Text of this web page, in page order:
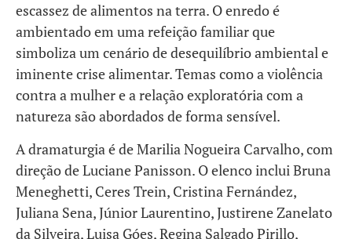
escassez de alimentos na terra. O enredo é
ambientado em uma refeição familiar que
simboliza um cenário de desequilíbrio ambiental e
iminente crise alimentar. Temas como a violência
contra a mulher e a relação exploratória com a
natureza são abordados de forma sensível.
A dramaturgia é de Marilia Nogueira Carvalho, com
direção de Luciane Panisson. O elenco inclui Bruna
Meneghetti, Ceres Trein, Cristina Fernández,
Juliana Sena, Júnior Laurentino, Justirene Zanelato
da Silveira, Luisa Góes, Regina Salgado Pirillo,